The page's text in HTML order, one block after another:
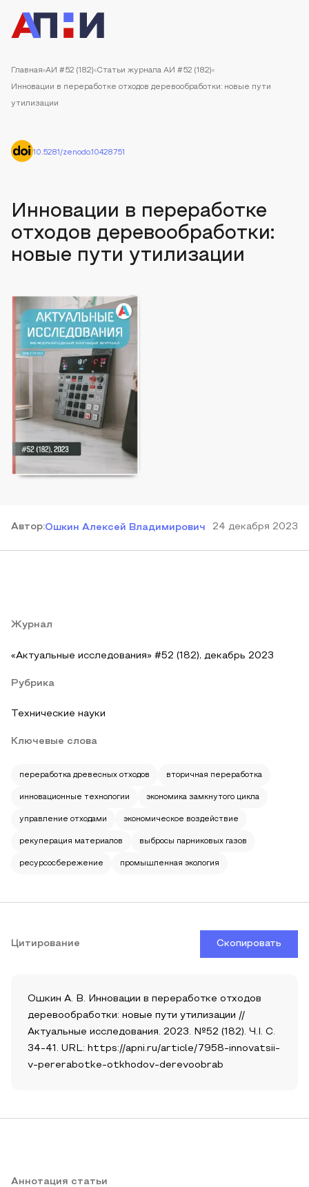
Главная АИ #52 (182) Статьи журнала АИ #52 (182)
Инновации в переработке отходов деревообработки: новые пути
утилизации
10.5281/zenodo.10428751
Инновации в переработке
отходов деревообработки:
новые пути утилизации
Автор:Ошкин Алексей Владимирович 24 декабря 2023
Журнал
«Актуальные исследования» #52 (182), декабрь 2023
Рубрика
Технические науки
Ключевые слова
переработка древесных отходов вторичная переработка
инновационные технологии экономика замкнутого цикла
управление отходами экономическое воздействие
рекуперация материалов выбросы парниковых газов
ресурсосбережение промышленная экология
Цитирование Скопировать
Ошкин А. В. Инновации в переработке отходов
деревообработки: новые пути утилизации //
Актуальные исследования. 2023. №52 (182). Ч.I. С.
34-41. URL: https://apni.ru/article/7958-innovatsii-
v-pererabotke-otkhodov-derevoobrab
Аннотация статьи